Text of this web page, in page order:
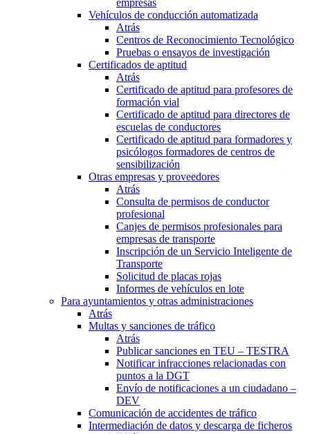
empresas
Vehículos de conducción automatizada
Atrás
Centros de Reconocimiento Tecnológico
Pruebas o ensayos de investigación
Certificados de aptitud
Atrás
Certificado de aptitud para profesores de
formación vial
Certificado de aptitud para directores de
escuelas de conductores
Certificado de aptitud para formadores y
psicólogos formadores de centros de
sensibilización
Otras empresas y proveedores
Atrás
Consulta de permisos de conductor
profesional
Canjes de permisos profesionales para
empresas de transporte
Inscripción de un Servicio Inteligente de
Transporte
Solicitud de placas rojas
Informes de vehículos en lote
Para ayuntamientos y otras administraciones
Atrás
Multas y sanciones de tráfico
Atrás
Publicar sanciones en TEU – TESTRA
Notificar infracciones relacionadas con
puntos a la DGT
Envío de notificaciones a un ciudadano –
DEV
Comunicación de accidentes de tráfico
Intermediación de datos y descarga de ficheros